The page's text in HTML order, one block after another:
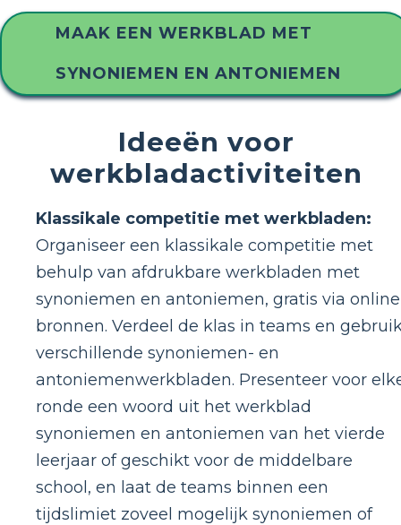
MAAK EEN WERKBLAD MET
SYNONIEMEN EN ANTONIEMEN
Ideeën voor
werkbladactiviteiten
Klassikale competitie met werkbladen:
Organiseer een klassikale competitie met
behulp van afdrukbare werkbladen met
synoniemen en antoniemen, gratis via online
bronnen. Verdeel de klas in teams en
verschillende synoniemen- en
antoniemenwerkbladen. Presenteer voor
ronde een woord uit het werkblad
synoniemen en antoniemen van het vierde
leerjaar of geschikt voor de middelbare
school, en laat de teams binnen een
tijdslimiet zoveel mogelijk synoniemen of